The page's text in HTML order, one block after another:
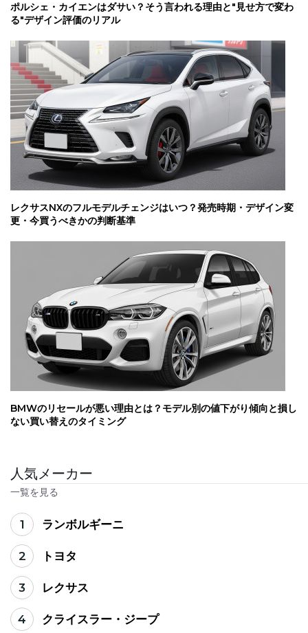
ポルシェ・カイエンはダサい？そう言われる理由と"見せ方で変わ
る"デザイン評価のリアル
レクサスNXのフルモデルチェンジはいつ？発売時期・デザイン変
更・今買うべきかの判断基準
BMWのリセールが悪い理由とは？モデル別の値下がり傾向と損し
ない買い替えのタイミング
人気メーカー
一覧を見る
1 ランボルギーニ
2 トヨタ
3 レクサス
4 クライスラー・ジープ